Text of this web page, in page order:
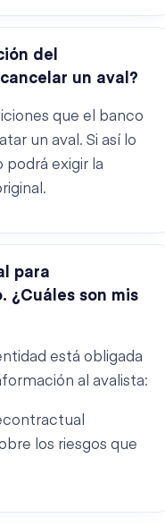
del
un aval?
que el banco
un aval. Si así lo
podrá exigir la
para
¿Cuáles son mis
está obligada
al avalista:
los riesgos que